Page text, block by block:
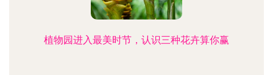
植物园进入最美时节，认识三种花卉算你赢